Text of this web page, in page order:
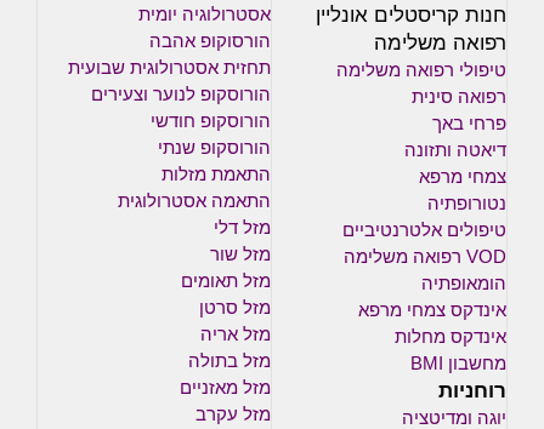
חנות קריסטלים אונליין
רפואה משלימה
טיפולי רפואה משלימה
רפואה סינית
פרחי באך
דיאטה ותזונה
צמחי מרפא
נטורופתיה
טיפולים אלטרנטיביים
VOD רפואה משלימה
הומאופתיה
אינדקס צמחי מרפא
אינדקס מחלות
מחשבון BMI
רוחניות
יוגה ומדיטציה
אסטרולוגיה יומית
הורסוקופ אהבה
תחזית אסטרולוגית שבועית
הורוסקופ לנוער וצעירים
הורוסקופ חודשי
הורוסקופ שנתי
התאמת מזלות
התאמה אסטרולוגית
מזל דלי
מזל שור
מזל תאומים
מזל סרטן
מזל אריה
מזל בתולה
מזל מאזניים
מזל עקרב